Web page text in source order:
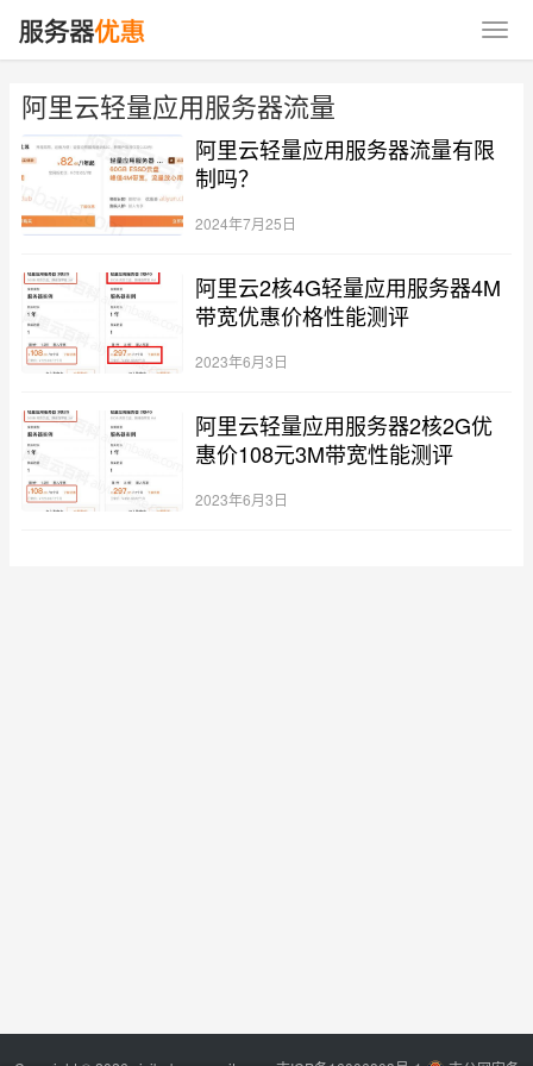
阿里云轻量应用服务器流量
阿里云轻量应用服务器流量有限
制吗？
2024年7月25日
阿里云2核4G轻量应用服务器4M
带宽优惠价格性能测评
2023年6月3日
阿里云轻量应用服务器2核2G优
惠价108元3M带宽性能测评
2023年6月3日